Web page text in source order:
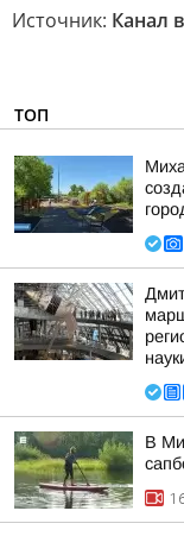
Источник: Канал
ТОП
В